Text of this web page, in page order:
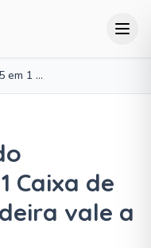
Brinquedo Montessori 5 em 1 Caixa de Permanência Madeira
Caixa de
vale a